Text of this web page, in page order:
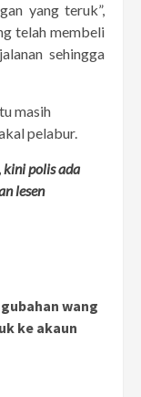
yang teruk”,
telah membeli
sehingga
masih
pelabur.
kini polis ada
lesen
wang
ke akaun